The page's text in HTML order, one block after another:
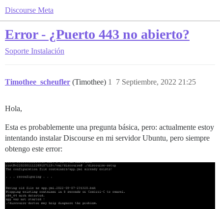
Discourse Meta
Error - ¿Puerto 443 no abierto?
Soporte Instalación
Timothee_scheufler (Timothee) 7 Septiembre, 2022 21:25
1
Hola,
Esta es probablemente una pregunta básica, pero: actualmente estoy
intentando instalar Discourse en mi servidor Ubuntu, pero siempre
obtengo este error: